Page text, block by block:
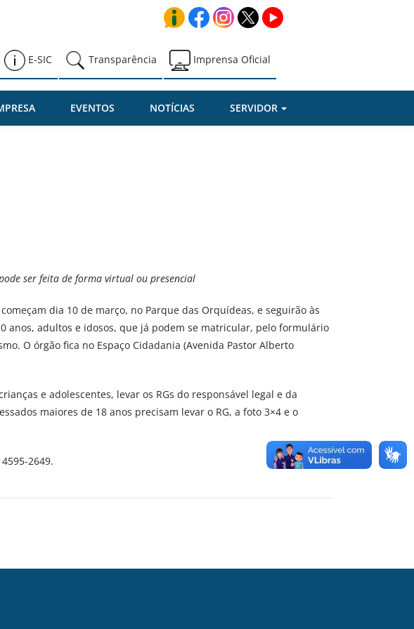
E-SIC Transparência Imprensa Oficial
EVENTOS NOTÍCIAS SERVIDOR
ser feita de forma virtual ou presencial
dia 10 de março, no Parque das Orquídeas, e seguirão às
anos, adultos e idosos, que já podem se matricular, pelo formulário
O órgão fica no Espaço Cidadania (Avenida Pastor Alberto
e adolescentes, levar os RGs do responsável legal e da
maiores de 18 anos precisam levar o RG, a foto 3×4 e o
2649.